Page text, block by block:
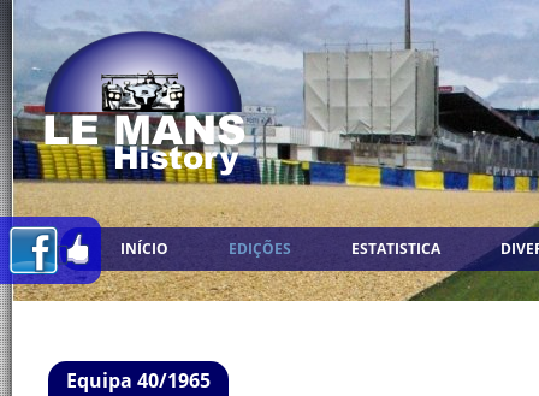
INÍCIO EDIÇÕES ESTATISTICA
Equipa 40/1965